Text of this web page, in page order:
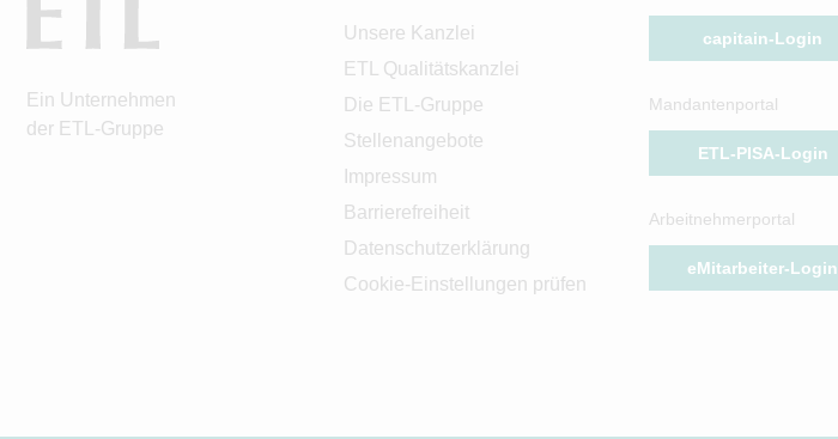
Ein Unternehmen
der ETL-Gruppe
Unsere Kanzlei
ETL Qualitätskanzlei
Die ETL-Gruppe
Stellenangebote
Impressum
Barrierefreiheit
Datenschutzerklärung
Cookie-Einstellungen prüfen
capitain-Login
Mandantenportal
ETL-PISA-Login
Arbeitnehmerportal
eMitarbeiter-Login